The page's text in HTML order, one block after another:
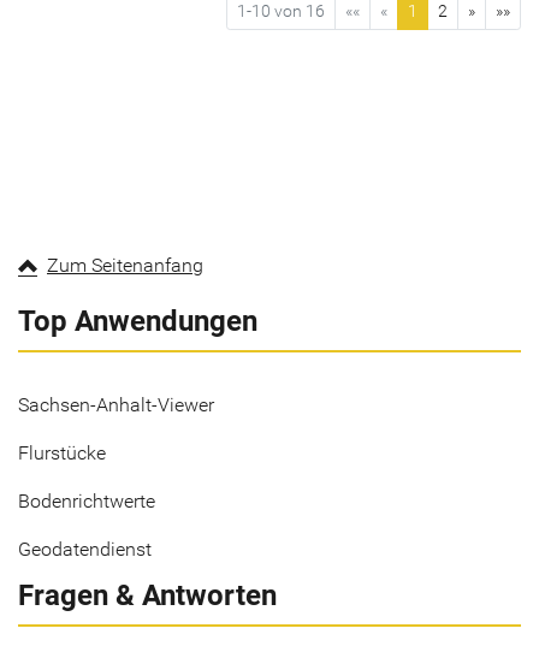
1-10 von 16 «« « 1 2 » »»
Zum Seitenanfang
Top Anwendungen
Sachsen-Anhalt-Viewer
Flurstücke
Bodenrichtwerte
Geodatendienst
Fragen & Antworten